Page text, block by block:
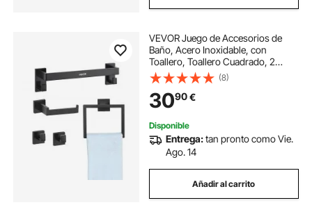
VEVOR Juego de Accesorios de
Baño, Acero Inoxidable, con
Toallero, Toallero Cuadrado, 2
Ganchos y Portarrollos Papel
Higiénico, para Baño, Montaje en
Pared, Negro Mate, 400 x 100 x 78
mm, 5 uds
(8)
3090€
Disponible
Entrega:tan pronto como Vie.
Ago. 14
Añadir al carrito